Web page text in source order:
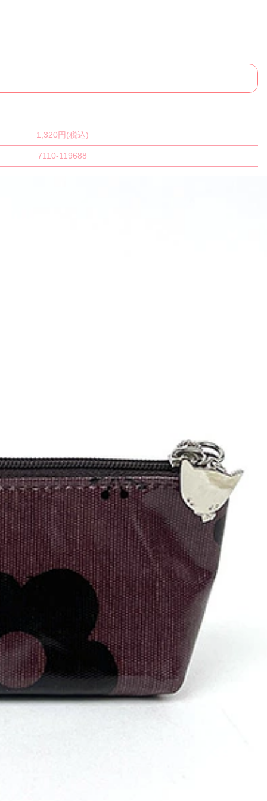
1,320円(税込)
7110-119688